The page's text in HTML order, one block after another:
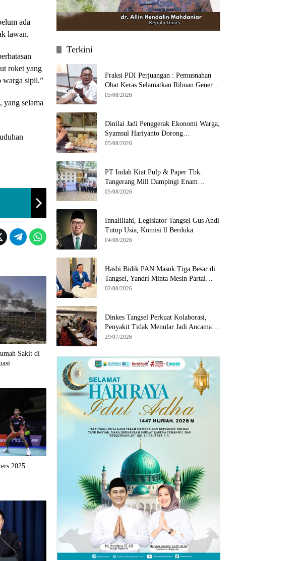
ada
lawan.
roket yang
warga sipil.”
yang selama
Sakit di
2025
Terkini
Fraksi PDI Perjuangan : Pemusnahan
Obat Keras Selamatkan Ribuan Generasi
Muda Tangsel
05/08/2026
Dinilai Jadi Penggerak Ekonomi Warga,
Syamsul Hariyanto Dorong
Pengembangan Budidaya Jamur Crispy
05/08/2026
PT Indah Kiat Pulp & Paper Tbk.
Tangerang Mill Dampingi Enam
Wilayah Binaan
05/08/2026
Innalillahi, Legislator Tangsel Gus Andi
Tutup Usia, Komisi ll Berduka
04/08/2026
Hasbi Bidik PAN Masuk Tiga Besar di
Tangsel, Yandri Minta Mesin Partai
Bergerak
02/08/2026
Dinkes Tangsel Perkuat Kolaborasi,
Penyakit Tidak Menular Jadi Ancaman
Utama
29/07/2026